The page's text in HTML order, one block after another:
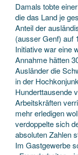
Damals tobte
die das Land je
Anteil der
(ausser Genf) auf
Initiative war eine
Annahme hätten
Ausländer die
in der
Hunderttausende
Arbeitskräften
mehr erledigen
verdoppelte sich
absoluten Zahlen
Im Gastgewerbe